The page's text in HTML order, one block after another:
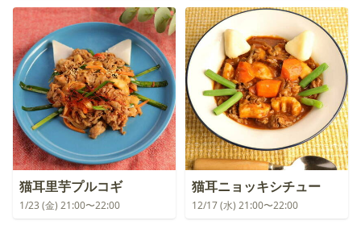
猫耳里芋プルコギ
1/23 (金) 21:00〜22:00
猫耳ニョッキシチュー
12/17 (水) 21:00〜22:00